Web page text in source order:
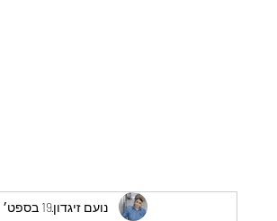
נועם זיגדון19 בספט׳ 2022